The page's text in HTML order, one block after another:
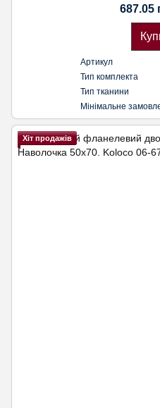
687.05
Артикул
Тип комплекта
Тип тканини
Мінімальне
Хіт продажів